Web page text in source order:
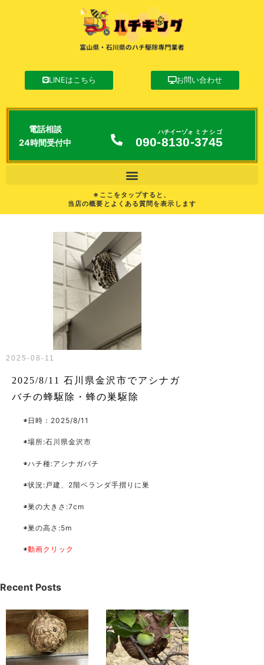
LINEはこちら お問い合わせ
電話相談
24時間受付中
090-8130
ハチイーゾォ
-3745
ミナシゴ
※ここをタップすると、
当店の概要とよくある質問を表示します
2025-08-11
2025/8/11 石川県金沢市でアシナガ
バチの蜂駆除・蜂の巣駆除
◉日時：2025/8/11
◉場所:石川県金沢市
◉ハチ種:アシナガバチ
◉状況:戸建、2階ベランダ手摺りに巣
◉巣の大きさ:7cm
◉巣の高さ:5m
◉動画クリック
Recent Posts